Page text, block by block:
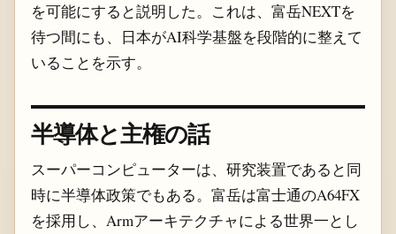
を可能にすると説明した。これは、富岳NEXTを
待つ間にも、日本がAI科学基盤を段階的に整えて
いることを示す。
半導体と主権の話
スーパーコンピューターは、研究装置であると同
時に半導体政策でもある。富岳は富士通のA64FX
を採用し、Armアーキテクチャによる世界一とし